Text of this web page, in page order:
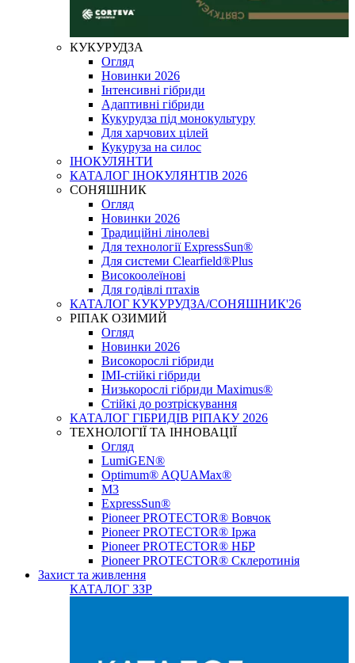
КУКУРУДЗА
Огляд
Новинки 2026
Інтенсивні гібриди
Адаптивні гібриди
Кукурудза під монокультуру
Для харчових цілей
Кукуруза на силос
ІНОКУЛЯНТИ
КАТАЛОГ ІНОКУЛЯНТІВ 2026
СОНЯШНИК
Огляд
Новинки 2026
Традиційні лінолеві
Для технології ExpressSun®
Для системи Clearfield®Plus
Високоолеїнові
Для годівлі птахів
КАТАЛОГ КУКУРУДЗА/СОНЯШНИК'26
РІПАК ОЗИМИЙ
Огляд
Новинки 2026
Високорослі гібриди
IMI-стійкі гібриди
Низькорослі гібриди Maximus®
Стійкі до розтріскування
КАТАЛОГ ГІБРИДІВ РІПАКУ 2026
ТЕХНОЛОГІЇ ТА ІННОВАЦІЇ
Огляд
LumiGEN®
Optimum® AQUAMax®
М3
ExpressSun®
Pioneer PROTECTOR® Вовчок
Pioneer PROTECTOR® Іржа
Pioneer PROTECTOR® НБР
Pioneer PROTECTOR® Склеротинія
Захист та живлення
КАТАЛОГ ЗЗР